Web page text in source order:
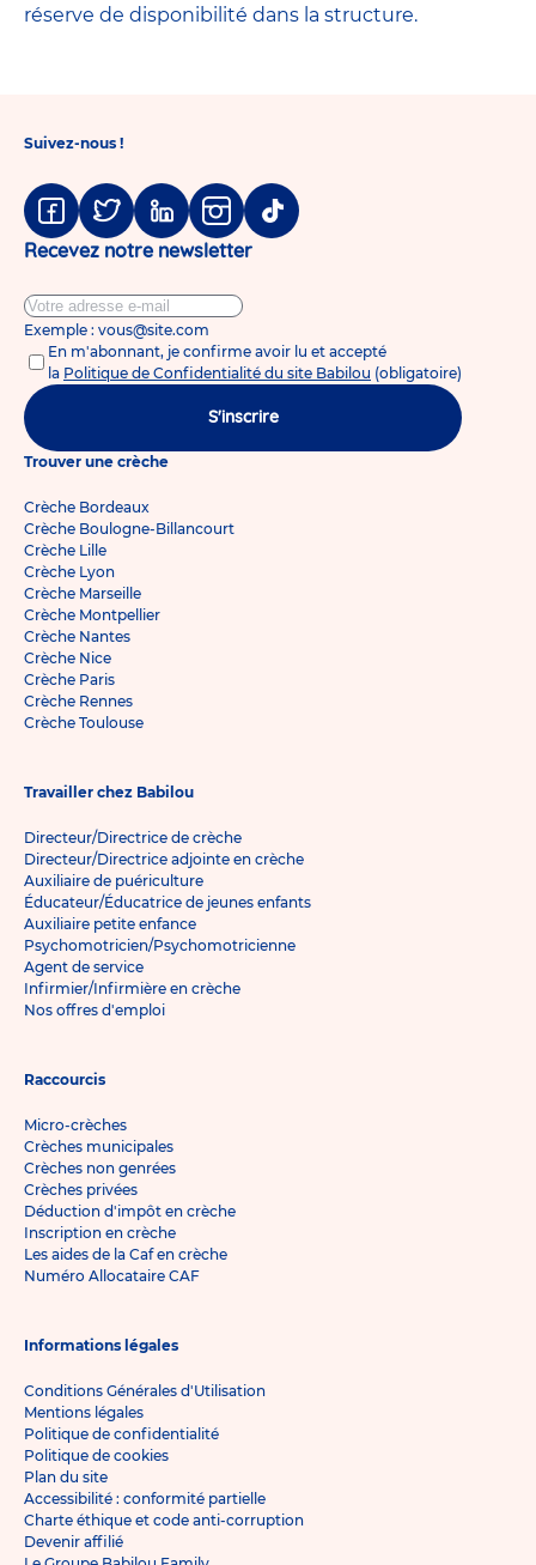
réserve de disponibilité dans la structure.
Suivez-nous !
Facebook
TwitterLinkedinInstagram
Tiktok
Recevez notre newsletter
Exemple : vous@site.com
En m'abonnant, je confirme avoir lu et accepté
la Politique de Confidentialité du site Babilou (obligatoire)
S'inscrire
Trouver une crèche
Crèche Bordeaux
Crèche Boulogne-Billancourt
Crèche Lille
Crèche Lyon
Crèche Marseille
Crèche Montpellier
Crèche Nantes
Crèche Nice
Crèche Paris
Crèche Rennes
Crèche Toulouse
Travailler chez Babilou
Directeur/Directrice de crèche
Directeur/Directrice adjointe en crèche
Auxiliaire de puériculture
Éducateur/Éducatrice de jeunes enfants
Auxiliaire petite enfance
Psychomotricien/Psychomotricienne
Agent de service
Infirmier/Infirmière en crèche
Nos offres d'emploi
Raccourcis
Micro-crèches
Crèches municipales
Crèches non genrées
Crèches privées
Déduction d'impôt en crèche
Inscription en crèche
Les aides de la Caf en crèche
Numéro Allocataire CAF
Informations légales
Conditions Générales d'Utilisation
Mentions légales
Politique de confidentialité
Politique de cookies
Plan du site
Accessibilité : conformité partielle
Charte éthique et code anti-corruption
Devenir affilié